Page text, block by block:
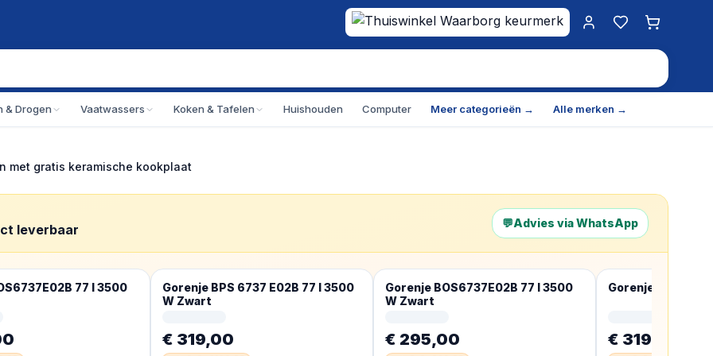
Mijn account
Favorieten
& Drogen Vaatwassers Koken & Tafelen Huishouden Computer Meer categorieën → Alle merken →
met gratis keramische kookplaat
leverbaar 💬Advies via WhatsApp
77 l 3500
Gorenje BPS 6737 E02B 77 l 3500
W Zwart
€ 319,00
Gorenje BOS6737E02B 77 l 3500
W Zwart
€ 295,00
Gorenje
€ 319,00